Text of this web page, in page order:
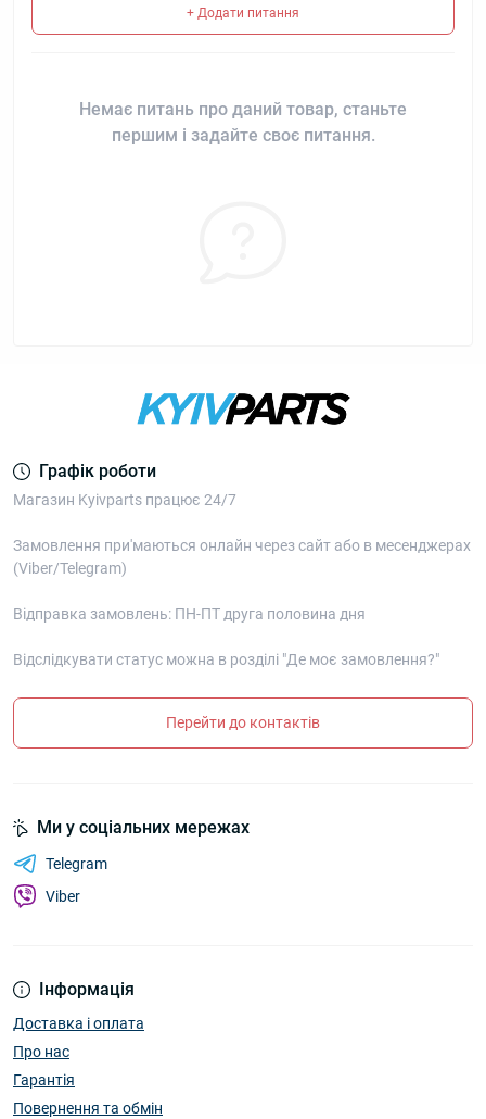
+ Додати питання
Немає питань про даний товар, станьте
першим і задайте своє питання.
Графік роботи
Магазин Kyivparts працює 24/7
Замовлення при'маються онлайн через сайт або в месенджерах
(Viber/Telegram)
Відправка замовлень: ПН-ПТ друга половина дня
Відслідкувати статус можна в розділі "Де моє замовлення?"
Перейти до контактів
Інформація
Доставка і оплата
Про нас
Гарантія
Повернення та обмін
Ми у соціальних мережах
Telegram
Viber